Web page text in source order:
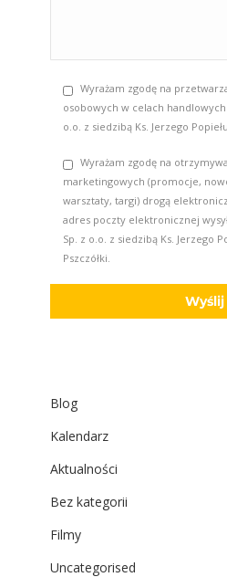
Wyrażam zgodę na
osobowych w celach handlowych
o.o. z siedzibą Ks. Jerzego
Wyrażam zgodę na
marketingowych (promocje,
warsztaty, targi) drogą
adres poczty elektronicznej
Sp. z o.o. z siedzibą Ks. Jerzego
Pszczółki.
Blog
Kalendarz
Aktualności
Bez kategorii
Filmy
Uncategorised